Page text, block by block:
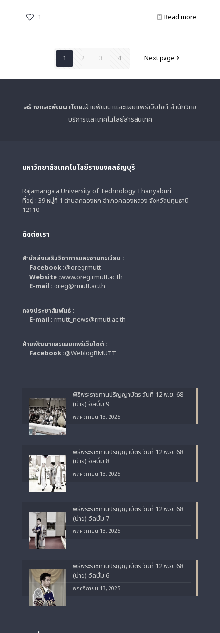
1 Read more
1 2 3 4 Next page
สร้างและพัฒนาโดย.ฝ่ายพัฒนาและเผยแพร่เว็บไซต์ สำนักวิทย
บริการและเทคโนโลยีสารสนเทศ
มหาวิทยาลัยเทคโนโลยีราชมงคลธัญบุรี
Rajamangala University of Technology Thanyaburi
ที่อยู่ : 39 หมู่ที่ 1 ตำบลคลองหก อำเภอคลองหลวง จังหวัดปทุมธานี
12110
ติดต่อเรา
สำนักส่งเสริมวิชาการและงานทะเบียน :
Facebook :@oregrmutt
Website :www.oreg.rmutt.ac.th
E-mail : oreg@rmutt.ac.th
กองประชาสัมพันธ์ :
E-mail : rmutt_news@rmutt.ac.th
ฝ่ายพัฒนาและเผยแพร่เว็บไซต์ :
Facebook :@WeblogRMUTT
พิธีพระราชทานปริญญาบัตร วันที่ 12 พ.ย. 68
(บ่าย) อัลบั้ม 9
พฤศจิกายน 13, 2025
พิธีพระราชทานปริญญาบัตร วันที่ 12 พ.ย. 68
(บ่าย) อัลบั้ม 8
พฤศจิกายน 13, 2025
พิธีพระราชทานปริญญาบัตร วันที่ 12 พ.ย. 68
(บ่าย) อัลบั้ม 7
พฤศจิกายน 13, 2025
พิธีพระราชทานปริญญาบัตร วันที่ 12 พ.ย. 68
(บ่าย) อัลบั้ม 6
พฤศจิกายน 13, 2025